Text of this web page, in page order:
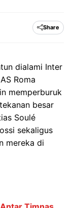
Share
dialami Inter
Roma
memperburuk
besar
Soulé
sekaligus
mereka di